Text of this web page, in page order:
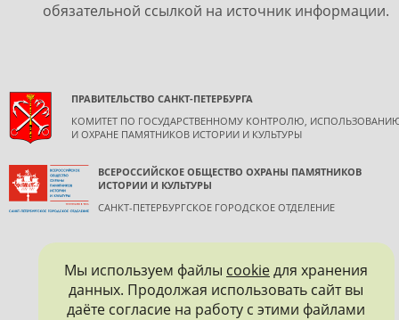
обязательной ссылкой на источник информации.
ПРАВИТЕЛЬСТВО САНКТ-ПЕТЕРБУРГА
КОМИТЕТ ПО ГОСУДАРСТВЕННОМУ КОНТРОЛЮ,
И ОХРАНЕ ПАМЯТНИКОВ ИСТОРИИ И КУЛЬТУРЫ
ВСЕРОССИЙСКОЕ ОБЩЕСТВО ОХРАНЫ ПАМЯТНИКОВ
ИСТОРИИ И КУЛЬТУРЫ
САНКТ-ПЕТЕРБУРГСКОЕ ГОРОДСКОЕ ОТДЕЛЕНИЕ
Мы используем файлы cookieдля хранения
данных. Продолжая использовать сайт вы
даёте согласие на работу с этими файлами